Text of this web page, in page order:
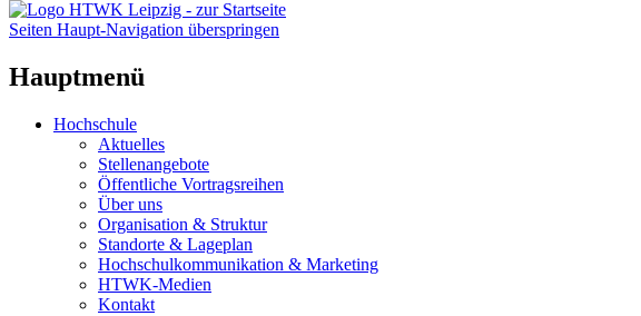
Seiten Haupt-Navigation überspringen
Hauptmenü
Hochschule
Aktuelles
Stellenangebote
Öffentliche Vortragsreihen
Über uns
Organisation & Struktur
Standorte & Lageplan
Hochschulkommunikation & Marketing
HTWK-Medien
Kontakt